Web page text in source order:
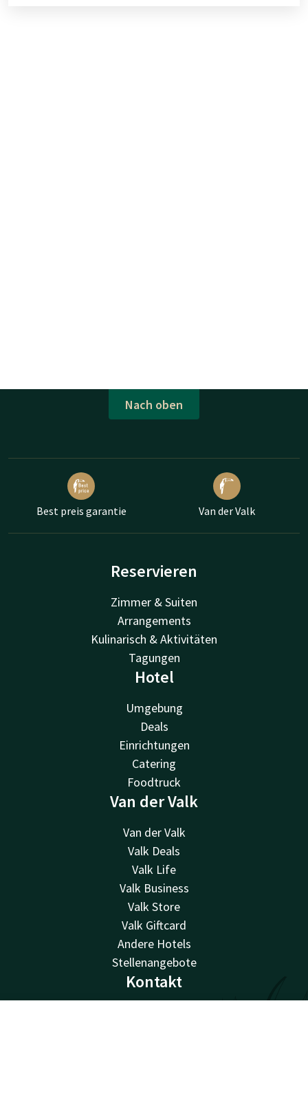
Nach oben
Best preis garantie Van der Valk
Reservieren
Zimmer & Suiten
Arrangements
Kulinarisch & Aktivitäten
Tagungen
Hotel
Umgebung
Deals
Einrichtungen
Catering
Foodtruck
Van der Valk
Van der Valk
Valk Deals
Valk Life
Valk Business
Valk Store
Valk Giftcard
Andere Hotels
Stellenangebote
Kontakt